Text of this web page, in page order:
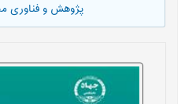
پژوهش و فناوری